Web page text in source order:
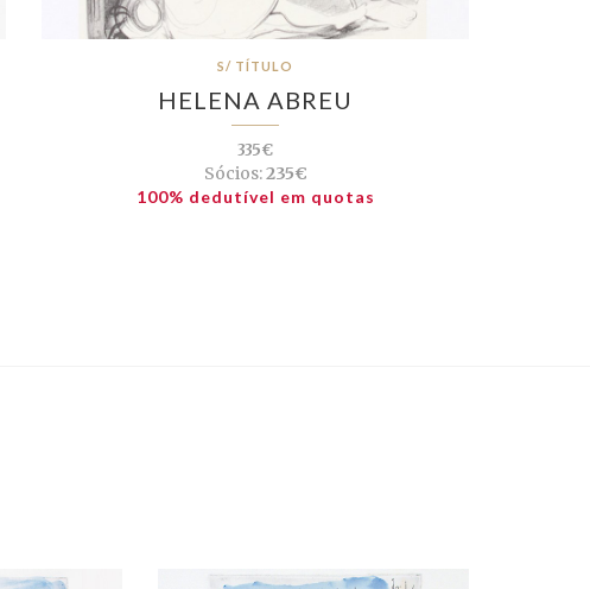
S/ TÍTULO
HELENA ABREU
335€
Sócios:235€
100% dedutível em quotas